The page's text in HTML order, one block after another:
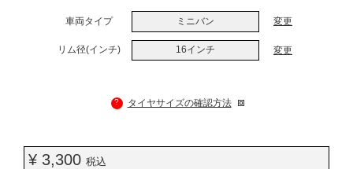
車両タイプ ミニバン 変更
リム径(インチ) 16インチ 変更
? タイヤサイズの確認方法
¥ 3,300 税込